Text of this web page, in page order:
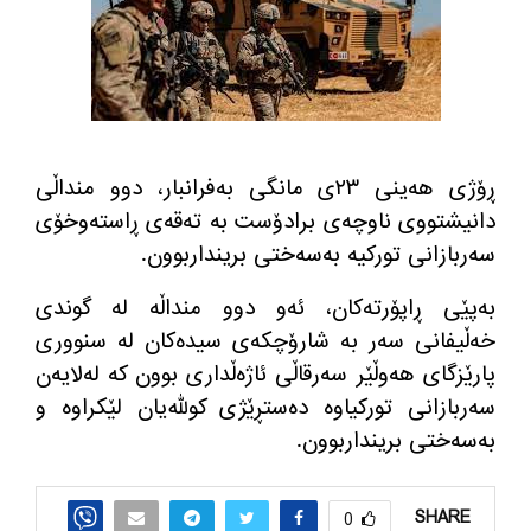
ڕۆژی هه‌ینی ٢٣ی مانگی به‌فرانبار، دوو منداڵی
دانیشتووی ناوچه‌ی برادۆست به‌ ته‌قه‌ی ڕاسته‌وخۆی
سه‌ربازانی توركیه‌ به‌سه‌ختی برینداربوون.
به‌پێی ڕاپۆرته‌كان، ئه‌و دوو منداڵه‌ له‌ گوندی
خه‌ڵیفانی سه‌ر به‌ شارۆچكه‌ی سیده‌كان له‌ سنووری
پارێزگای هه‌وڵێر سه‌رقاڵی ئاژه‌ڵداری بوون كه‌ له‌لایه‌ن
سه‌ربازانی توركیاوه‌ ده‌ستڕێژی كولله‌یان لێكراوه‌ و
به‌سه‌ختی برینداربوون.
SHARE
0